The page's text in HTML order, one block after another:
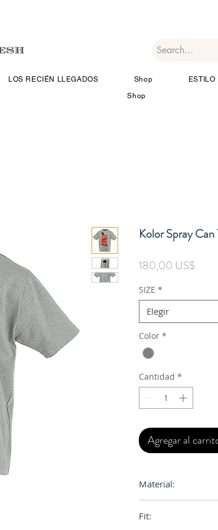
LOS RECIÉN LLEGADOS Shop
ESTILO
Shop
Kolor Spray
180,00 US$
SIZE *
Elegir
Color *
Cantidad *
Agregar al
Material:
Fit: